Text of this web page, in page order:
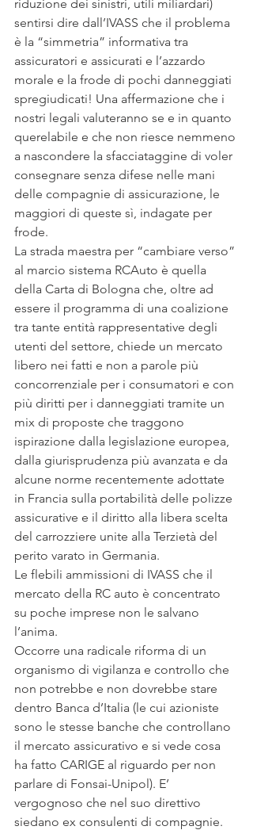
riduzione dei sinistri, utili miliardari)
sentirsi dire dall’IVASS che il problema
è la “simmetria” informativa tra
assicuratori e assicurati e l’azzardo
morale e la frode di pochi danneggiati
spregiudicati! Una affermazione che i
nostri legali valuteranno se e in quanto
querelabile e che non riesce nemmeno
a nascondere la sfacciataggine di voler
consegnare senza difese nelle mani
delle compagnie di assicurazione, le
maggiori di queste sì, indagate per
frode.
La strada maestra per “cambiare verso”
al marcio sistema RCAuto è quella
della Carta di Bologna che, oltre ad
essere il programma di una coalizione
tra tante entità rappresentative degli
utenti del settore, chiede un mercato
libero nei fatti e non a parole più
concorrenziale per i consumatori e con
più diritti per i danneggiati tramite un
mix di proposte che traggono
ispirazione dalla legislazione europea,
dalla giurisprudenza più avanzata e da
alcune norme recentemente adottate
in Francia sulla portabilità delle polizze
assicurative e il diritto alla libera scelta
del carrozziere unite alla Terzietà del
perito varato in Germania.
Le flebili ammissioni di IVASS che il
mercato della RC auto è concentrato
su poche imprese non le salvano
l’anima.
Occorre una radicale riforma di un
organismo di vigilanza e controllo che
non potrebbe e non dovrebbe stare
dentro Banca d’Italia (le cui azioniste
sono le stesse banche che controllano
il mercato assicurativo e si vede cosa
ha fatto CARIGE al riguardo per non
parlare di Fonsai-Unipol). E’
vergognoso che nel suo direttivo
siedano ex consulenti di compagnie.